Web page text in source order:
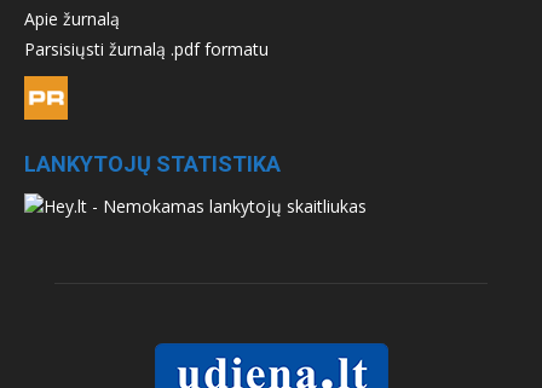
Apie žurnalą
Parsisiųsti žurnalą .pdf formatu
LANKYTOJŲ STATISTIKA